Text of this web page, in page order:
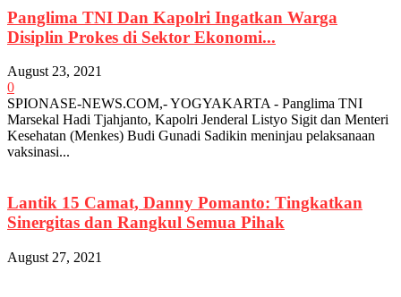
Panglima TNI Dan Kapolri Ingatkan Warga
Disiplin Prokes di Sektor Ekonomi...
August 23, 2021
0
SPIONASE-NEWS.COM,- YOGYAKARTA - Panglima TNI
Marsekal Hadi Tjahjanto, Kapolri Jenderal Listyo Sigit dan Menteri
Kesehatan (Menkes) Budi Gunadi Sadikin meninjau pelaksanaan
vaksinasi...
Lantik 15 Camat, Danny Pomanto: Tingkatkan
Sinergitas dan Rangkul Semua Pihak
August 27, 2021